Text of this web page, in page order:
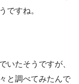
ですね。
いたそうですが、
と調べてみたんで